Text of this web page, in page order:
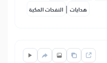
النفحات المكية | هدايات